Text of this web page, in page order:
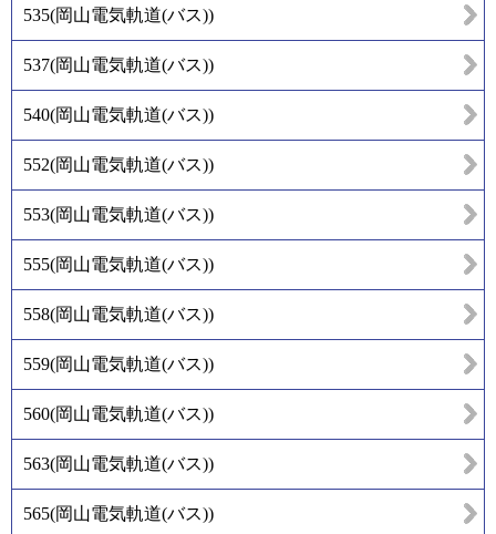
535(岡山電気軌道(バス))
537(岡山電気軌道(バス))
540(岡山電気軌道(バス))
552(岡山電気軌道(バス))
553(岡山電気軌道(バス))
555(岡山電気軌道(バス))
558(岡山電気軌道(バス))
559(岡山電気軌道(バス))
560(岡山電気軌道(バス))
563(岡山電気軌道(バス))
565(岡山電気軌道(バス))